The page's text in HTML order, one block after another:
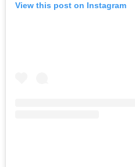
View this post on Instagram